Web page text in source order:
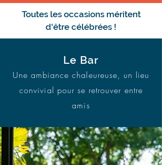
Toutes les occasions méritent
d'être célébrées !
Le Bar
Une ambiance chaleureuse, un lieu
convivial pour se retrouver entre
amis